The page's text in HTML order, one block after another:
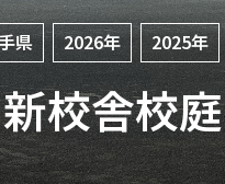
県 2026年 2025年
校舎校